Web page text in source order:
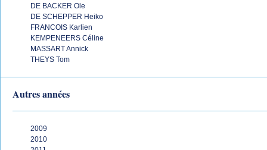
DE BACKER Ole
DE SCHEPPER Heiko
FRANCOIS Karlien
KEMPENEERS Céline
MASSART Annick
THEYS Tom
Autres années
2009
2010